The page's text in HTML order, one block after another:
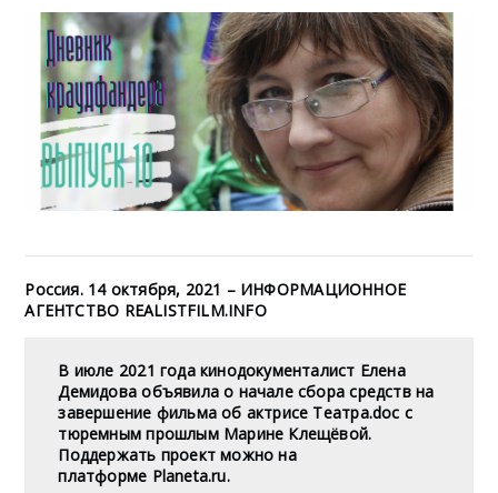
Россия. 14 октября, 2021 – ИНФОРМАЦИОННОЕ
АГЕНТСТВО REALISTFILM.INFO
В июле 2021 года кинодокументалист Елена
Демидова объявила о начале сбора средств на
завершение фильма об актрисе Театра.doc с
тюремным прошлым Марине Клещёвой.
Поддержать проект можно на
платформе Planeta.ru.